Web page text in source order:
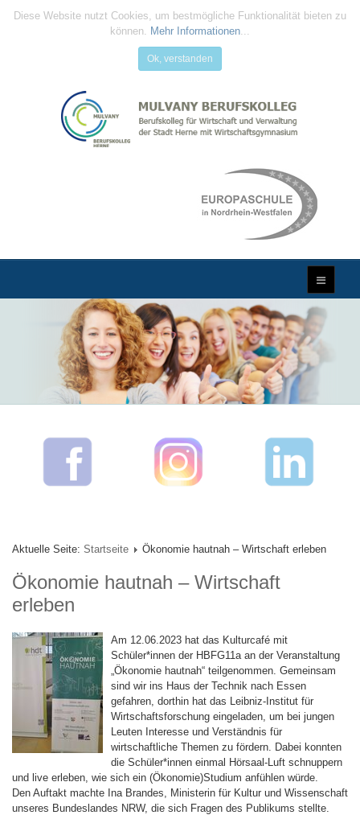
Diese Website nutzt Cookies, um bestmögliche Funktionalität bieten zu
können. Mehr Informationen...
Ok, verstanden
Aktuelle Seite: Startseite Ökonomie hautnah – Wirtschaft erleben
Ökonomie hautnah – Wirtschaft
erleben
Am 12.06.2023 hat das Kulturcafé mit
Schüler*innen der HBFG11a an der Veranstaltung
„Ökonomie hautnah“ teilgenommen. Gemeinsam
sind wir ins Haus der Technik nach Essen
gefahren, dorthin hat das Leibniz-Institut für
Wirtschaftsforschung eingeladen, um bei jungen
Leuten Interesse und Verständnis für
wirtschaftliche Themen zu fördern. Dabei konnten
die Schüler*innen einmal Hörsaal-Luft schnuppern
und live erleben, wie sich ein (Ökonomie)Studium anfühlen würde.
Den Auftakt machte Ina Brandes, Ministerin für Kultur und Wissenschaft
unseres Bundeslandes NRW, die sich Fragen des Publikums stellte.